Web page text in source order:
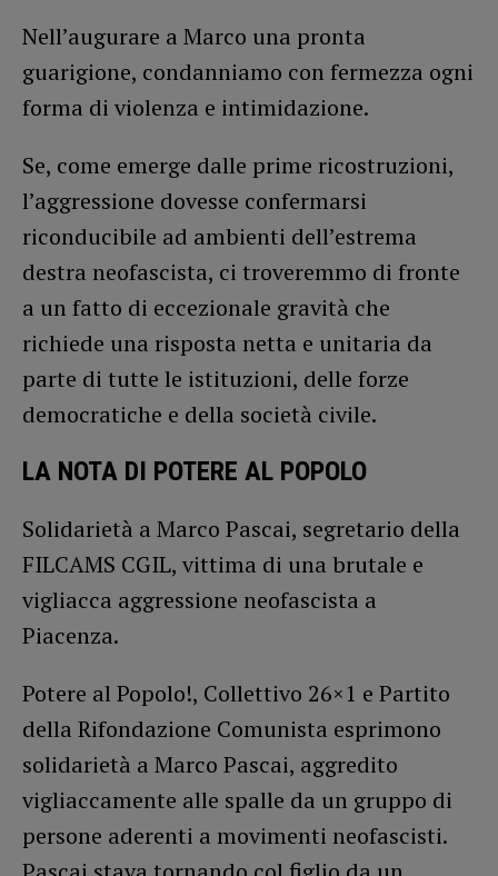
Nell’augurare a Marco una pronta
guarigione, condanniamo con fermezza ogni
forma di violenza e intimidazione.
Se, come emerge dalle prime ricostruzioni,
l’aggressione dovesse confermarsi
riconducibile ad ambienti dell’estrema
destra neofascista, ci troveremmo di fronte
a un fatto di eccezionale gravità che
richiede una risposta netta e unitaria da
parte di tutte le istituzioni, delle forze
democratiche e della società civile.
LA NOTA DI POTERE AL POPOLO
Solidarietà a Marco Pascai, segretario della
FILCAMS CGIL, vittima di una brutale e
vigliacca aggressione neofascista a
Piacenza.
Potere al Popolo!, Collettivo 26×1 e Partito
della Rifondazione Comunista esprimono
solidarietà a Marco Pascai, aggredito
vigliaccamente alle spalle da un gruppo di
persone aderenti a movimenti neofascisti.